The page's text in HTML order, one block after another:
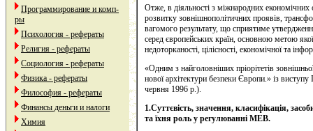
Программирование и комп-
ры
Психология - рефераты
Религия - рефераты
Социология - рефераты
Физика - рефераты
Философия - рефераты
Финансы деньги и налоги
Химия
Отже, в діяльності з міжнародних
розвитку зовнішнополітичних проявів,
вагомого результату, що сприятиме
серед європейських країн, основною метою
недоторканості, цілісності, економічної та
«Одним з найголовніших пріорітетів
нової архітектури безпеки Європи.» із
червня 1996 р.).
1.Суттєвість, значення, класифікація,
та їхня роль у регулюванні МЕВ.